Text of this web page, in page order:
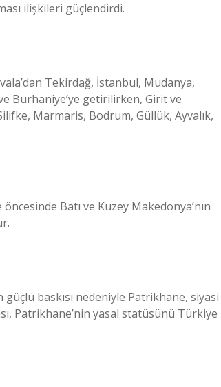
ilişkileri güçlendirdi.
Tekirdağ, İstanbul, Mudanya,
Burhaniye’ye getirilirken, Girit ve
Marmaris, Bodrum, Güllük, Ayvalık,
Batı ve Kuzey Makedonya’nın
baskısı nedeniyle Patrikhane, siyasi
Patrikhane’nin yasal statüsünü Türkiye